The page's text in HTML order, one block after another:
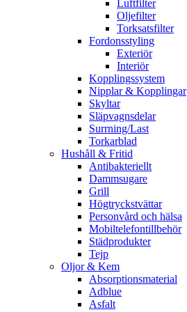
Luftfilter
Oljefilter
Torksatsfilter
Fordonsstyling
Exteriör
Interiör
Kopplingssystem
Nipplar & Kopplingar
Skyltar
Släpvagnsdelar
Surrning/Last
Torkarblad
Hushåll & Fritid
Antibakteriellt​
Dammsugare
Grill
Högtryckstvättar
Personvård och hälsa
Mobiltelefontillbehör
Städprodukter
Tejp
Oljor & Kem
Absorptionsmaterial
Adblue
Asfalt